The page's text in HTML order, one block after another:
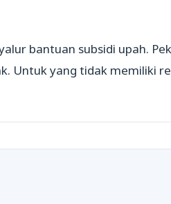
bantuan subsidi upah.
Untuk yang tidak memiliki